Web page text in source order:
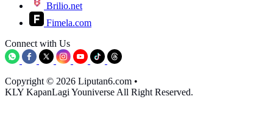
Brilio.net
Fimela.com
Connect with Us
Copyright © 2026 Liputan6.com •
KLY KapanLagi Youniverse All Right Reserved.